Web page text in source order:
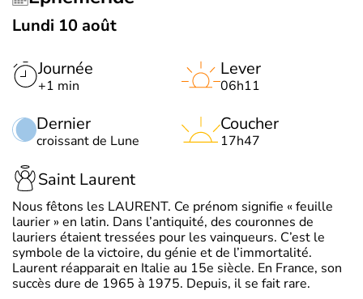
Lundi 10 août
Journée
+1 min
Dernier
croissant de Lune
Lever
06h11
Coucher
17h47
Saint Laurent
Nous fêtons les LAURENT. Ce prénom signifie « feuille
laurier » en latin. Dans l’antiquité, des couronnes de
lauriers étaient tressées pour les vainqueurs. C’est le
symbole de la victoire, du génie et de l’immortalité.
Laurent réapparait en Italie au 15e siècle. En France, son
succès dure de 1965 à 1975. Depuis, il se fait rare.